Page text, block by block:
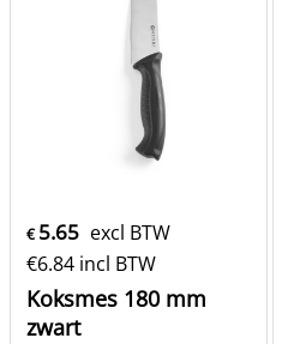
€ 5.65 excl BTW
€6.84 incl BTW
Koksmes 180 mm
zwart